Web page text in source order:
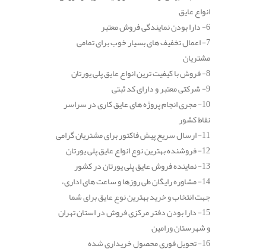
انواع عایق
6- دارا بودن نمایندگی فروش معتبر
7- اعمال تخفیف های بسیار خوب برای تمامی
مشتریان
8- فروش با کیفیت ترین انواع عایق پلی یورتان
9- شرکتی معتبر و دارای کد ثبتی
10- مجری انجام پروژه های عایق کاری در سراسر
نقاط کشور
11- ارسال سریع پیش فاکتور برای مشتریان گرامی
12- فروشنده بهترین نوع انواع عایق پلی یورتان
13- نماینده فروش عایق پلی یورتان در کشور
14- مشاوره رایگان طی روزها و ساعت های اداری،
جهت انتخاب و خرید بهترین نوع عایق برای شما
15- دارا بودن دفتر مرکزی فروش در استان تهران
و شهرستان ورامین
16- تحویل فوری محصول خریداری شده